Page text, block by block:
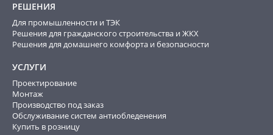
РЕШЕНИЯ
Для промышленности и ТЭК
Решения для гражданского строительства и ЖКХ
Решения для домашнего комфорта и безопасности
УСЛУГИ
Проектирование
Монтаж
Производство под заказ
Обслуживание систем антиобледенения
Купить в розницу